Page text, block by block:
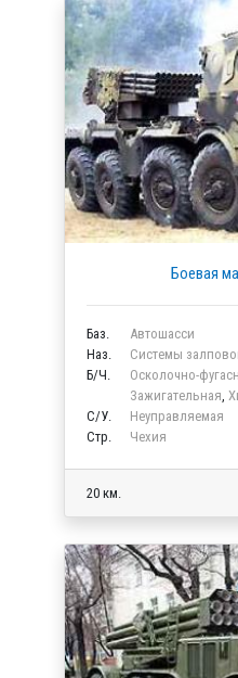
Боевая
Баз.
Автошасси
Наз.
Системы
Б/Ч.
Осколочно-
Зажигательная
C/У.
Неуправляемая
Стр.
Чехия
20 км.